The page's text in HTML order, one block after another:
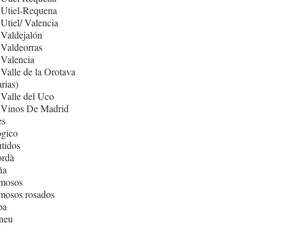
Requena
Valencia
de la Orotava
del Uco
De Madrid
rosados